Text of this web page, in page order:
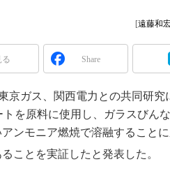
S＆OP
インダストリー4.0
イノベーション
製造業ビッグデータ
メイドインジャパン
[遠藤和
る Share
ガス、関西電力との共同研究
を原料に使用し、ガラスびん
ンモニア燃焼で溶融することに
ことを実証したと発表した。